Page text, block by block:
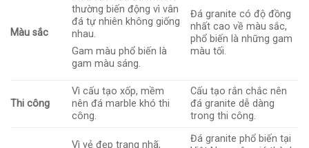
Màu sắc
thường biến động vì vân
đá tự nhiên không giống
nhau.
Gam màu phổ biến là
gam màu sáng.
Đá granite có độ đồng
nhất cao về màu sắc,
phổ biến là những gam
màu tối.
Thi công
Vì cấu tạo xốp, mềm
nên đá marble khó thi
công.
Cấu tạo rắn chắc nên
đá granite dễ dàng
trong thi công.
Vì vẻ đẹp trang nhã,
Đá granite phổ biến tại